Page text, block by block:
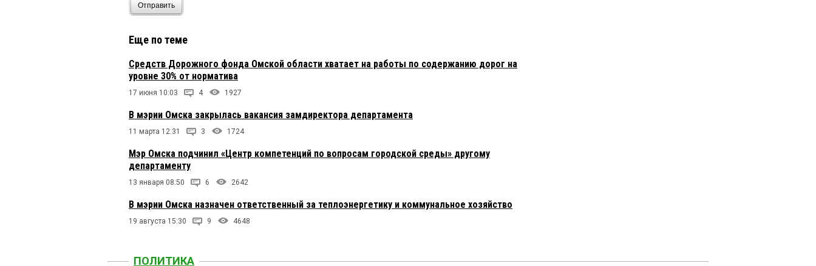
Иан
Александр 14 июня 2026 в 02:38:
Дарья 14 июня 2026 в 00:06:
Лихачев 13 июня 2026 в 23:42:
Все умные такие — год вообще никого не было. Чего не пошли — три конкурса было
над должность? Вместо того, чтобы поддержать человека — гадости пишете, не
зная человека. Поработает — посмотрим.
Отправить
Еще по теме
Средств Дорожного фонда Омской области хватает на работы по содержанию дорог на
уровне 30% от норматива
17 июня 10:03 4 1927
В мэрии Омска закрылась вакансия замдиректора департамента
11 марта 12:31 3 1724
Мэр Омска подчинил «Центр компетенций по вопросам городской среды» другому
департаменту
13 января 08:50 6 2642
В мэрии Омска назначен ответственный за теплоэнергетику и коммунальное хозяйство
19 августа 15:30 9 4648
ПОЛИТИКА